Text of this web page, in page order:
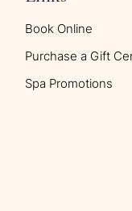
Book Online
Purchase a Gift
Spa Promotions